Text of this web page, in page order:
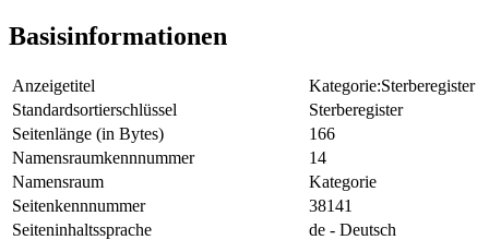
Basisinformationen
Anzeigetitel
Kategorie:Sterberegister
Standardsortierschlüssel
Sterberegister
Seitenlänge (in Bytes)
166
Namensraumkennnummer
14
Namensraum
Kategorie
Seitenkennnummer
38141
Seiteninhaltssprache
de - Deutsch